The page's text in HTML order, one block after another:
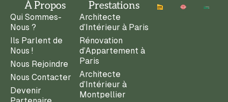
À Propos
Qui Sommes-
Nous ?
Ils Parlent de
Nous !
Nous Rejoindre
Nous Contacter
Devenir
Prestations
Architecte
d’Intérieur à Paris
Rénovation
d’Appartement à
Paris
Architecte
d’Intérieur à
Montpellier